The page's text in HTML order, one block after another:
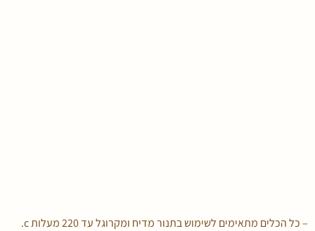
– כל הכלים מתאימים לשימוש בתנור מדיח ומקרוגל עד 220 מעלות c.